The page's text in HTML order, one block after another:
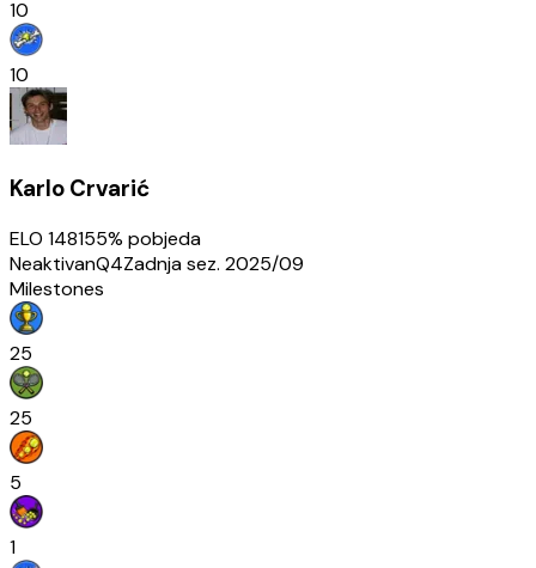
10
10
Karlo Crvarić
ELO 148155% pobjeda
NeaktivanQ4Zadnja sez. 2025/09
Milestones
25
25
5
1